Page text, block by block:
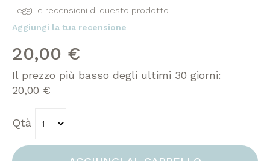
di
immagini
100
% of100
Leggi le recensioni di questo prodotto
Aggiungi la tua recensione
20,00 €
Il prezzo più basso degli ultimi 30 giorni:
20,00 €
Qtà